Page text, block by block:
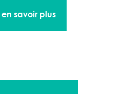
en savoir plus